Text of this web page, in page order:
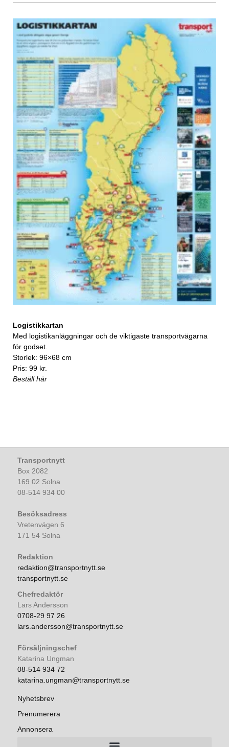
Logistikkartan
Med logistikanläggningar och de viktigaste transportvägarna
för godset.
Storlek: 96×68 cm
Pris: 99 kr.
Beställ här
Transportnytt
Box 2082
169 02 Solna
08-514 934 00
Besöksadress
Vretenvägen 6
171 54 Solna
Redaktion
redaktion@transportnytt.se
transportnytt.se
Chefredaktör
Lars Andersson
0708-29 97 26
lars.andersson@transportnytt.se
Försäljningschef
Katarina Ungman
08-514 934 72
katarina.ungman@transportnytt.se
Nyhetsbrev
Prenumerera
Annonsera